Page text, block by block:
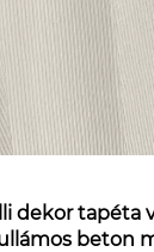
dekor tapéta
beton